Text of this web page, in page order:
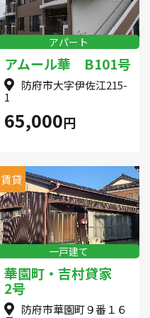
アパート
アムール華 B101号
防府市大字伊佐江215-
1
65,000円
賃貸
一戸建て
華園町・吉村貸家
2号
防府市華園町９番１６